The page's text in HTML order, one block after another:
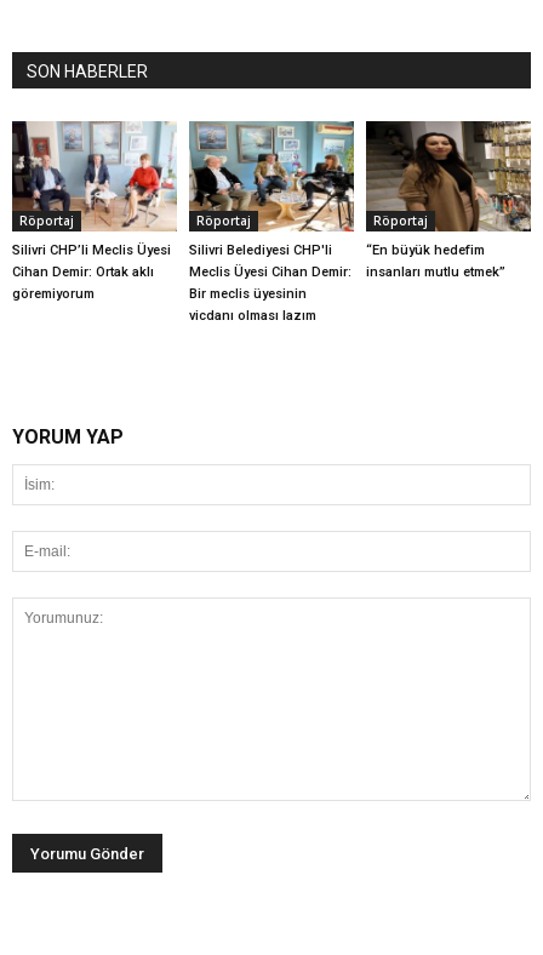
SON HABERLER
Röportaj
Silivri CHP’li Meclis Üyesi
Cihan Demir: Ortak aklı
göremiyorum
Röportaj
Silivri Belediyesi CHP'li
Meclis Üyesi Cihan Demir:
Bir meclis üyesinin
vicdanı olması lazım
Röportaj
“En büyük hedefim
insanları mutlu etmek”
YORUM YAP